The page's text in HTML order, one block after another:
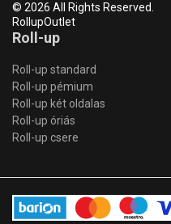
© 2026 All Rights Reserved.
RollupOutlet
Roll-up
Roll-up standard
Roll-up pémium
Roll-up két oldalas
Roll-up óriás
Roll-up csere